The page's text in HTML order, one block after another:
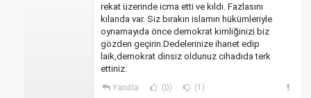
rekat üzerinde icma etti ve kıldı. Fazlasını
kılanda var. Siz bırakın islamın hükümleriyle
oynamayıda önce demokrat kimliğinizi biz
gözden geçirin.Dedelerinize ihanet edip
laik,demokrat dinsiz oldunuz cihadıda terk
ettiniz.
Yanıtla (0) (1)